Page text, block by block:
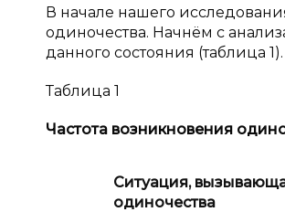
В начале нашего
одиночества. Начнём с
данного состояния (таблица 1).
Таблица 1
Частота возникновения
Ситуация,
одиночества